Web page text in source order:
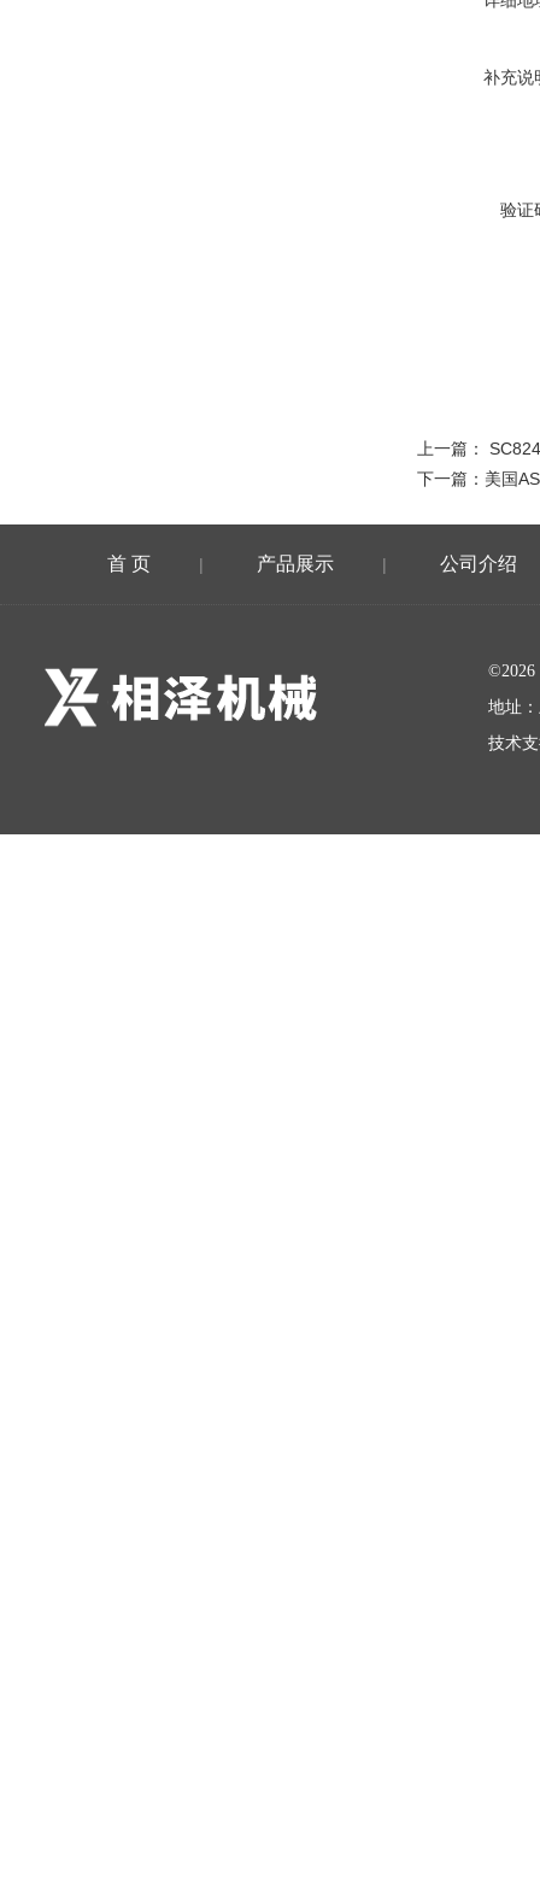
补充说
验证
上一篇：
下一篇： 美国
首 页 | 产品展示 | 公司介绍
地址
技术